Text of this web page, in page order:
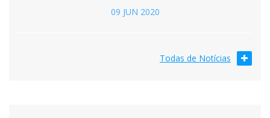
09 JUN 2020
Todas de Notícias